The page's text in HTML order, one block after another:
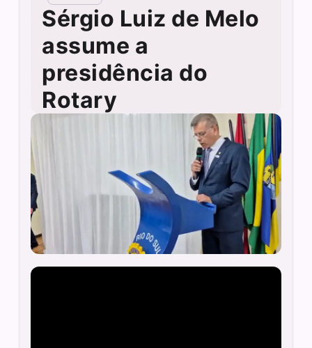
Sérgio Luiz de Melo
assume a
presidência do
Rotary